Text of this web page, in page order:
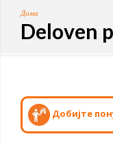
Дома
Deloven
Добијте